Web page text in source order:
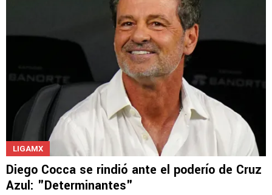
LIGAMX
Diego Cocca se rindió ante el poderío de Cruz
Azul: "Determinantes"